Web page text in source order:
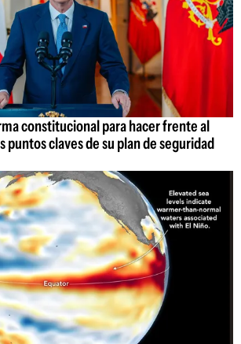
constitucional para hacer frente al
puntos claves de su plan de seguridad